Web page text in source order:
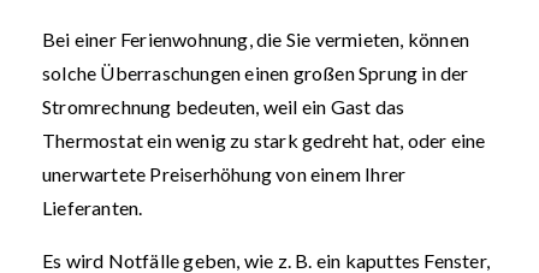
Bei einer Ferienwohnung, die Sie vermieten, können
solche Überraschungen einen großen Sprung in der
Stromrechnung bedeuten, weil ein Gast das
Thermostat ein wenig zu stark gedreht hat, oder eine
unerwartete Preiserhöhung von einem Ihrer
Lieferanten.
Es wird Notfälle geben, wie z. B. ein kaputtes Fenster,